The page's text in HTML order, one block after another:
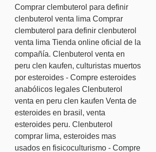
Comprar clembuterol para definir
clenbuterol venta lima Comprar
clembuterol para definir clenbuterol
venta lima Tienda online oficial de la
compañía. Clenbuterol venta en
peru clen kaufen, culturistas muertos
por esteroides - Compre esteroides
anabólicos legales Clenbuterol
venta en peru clen kaufen Venta de
esteroides en brasil, venta
esteroides peru. Clenbuterol
comprar lima, esteroides mas
usados en fisicoculturismo - Compre